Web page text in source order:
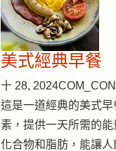
美式經典早餐
十 28, 2024
這是一道經典的美式
素，提供一天所需的
化合物和脂肪，能讓